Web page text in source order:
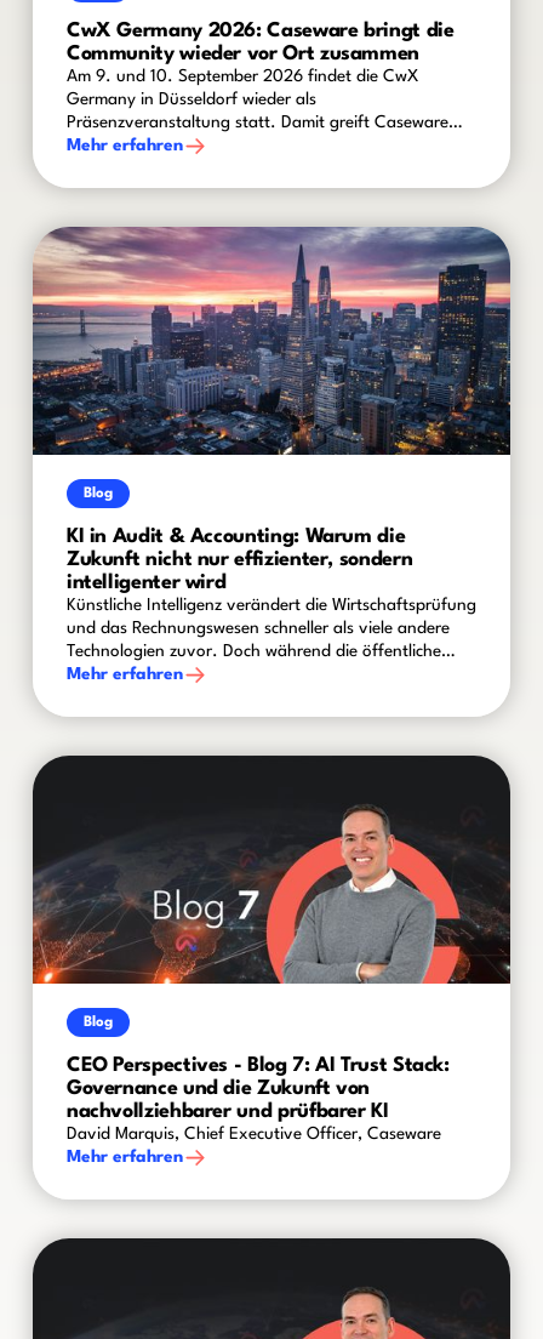
CwX Germany 2026: Caseware bringt die
Community wieder vor Ort zusammen
Am 9. und 10. September 2026 findet die CwX
Germany in Düsseldorf wieder als
Präsenzveranstaltung statt. Damit greift Caseware
den vielfach geäußerten Wunsch nach mehr
Rahmen für aktuelle Branchenthemen, innovative
Mehr erfahren
Blog
KI in Audit & Accounting: Warum die
Zukunft nicht nur effizienter, sondern
intelligenter wird
Künstliche Intelligenz verändert die Wirtschaftsprüfung
und das Rechnungswesen schneller als viele andere
Technologien zuvor. Doch während die öffentliche
Diskussion häufig von Automatisierung und
Praxis ein differenzierteres Bild: Die eigentliche
Mehr erfahren
Blog
CEO Perspectives - Blog 7: AI Trust Stack:
Governance und die Zukunft von
nachvollziehbarer und prüfbarer KI
David Marquis, Chief Executive Officer, Caseware
Mehr erfahren